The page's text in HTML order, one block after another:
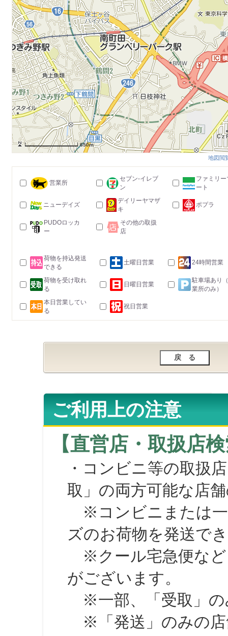
650m
地図閲
営業所
セブン-イレブ
ン
ファミリー
ート
ニューデイズ
デイリーヤマザ
キ
ポプラ
PUDOロッカ
ー
その他の取扱
店
荷物を持込発送
できる
土曜日営業 24時間営業
荷物を受け取れ
る
日曜日営業
駐車場あり
業所のみ）
本日営業してい
る
祝日営業
ご利用上の注意
【直営店・取扱店
・コンビニ等の取扱
取」の両方可能な店
※コンビニまたは一
ズのお荷物を発送で
※クール宅急便など
がございます。
※一部、「受取」の
※「発送」のみの店